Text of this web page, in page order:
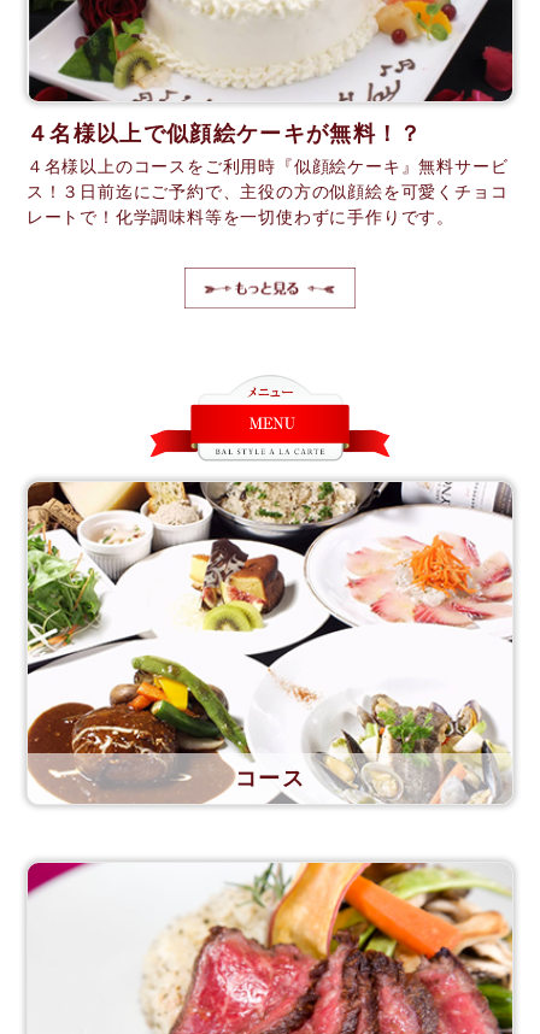
４名様以上で似顔絵ケーキが無料！？
４名様以上のコースをご利用時『似顔絵ケーキ』無料サービ
ス！３日前迄にご予約で、主役の方の似顔絵を可愛くチョコ
レートで！化学調味料等を一切使わずに手作りです。
コース